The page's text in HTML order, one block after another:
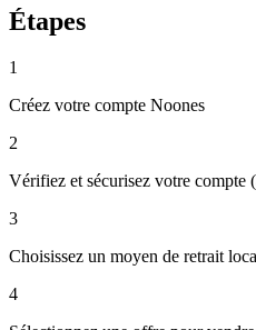
Étapes
1
Créez votre compte Noones
2
Vérifiez et sécurisez votre compte
3
Choisissez un moyen de retrait
4